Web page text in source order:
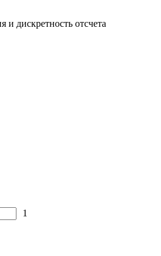
и дискретность отсчета
1